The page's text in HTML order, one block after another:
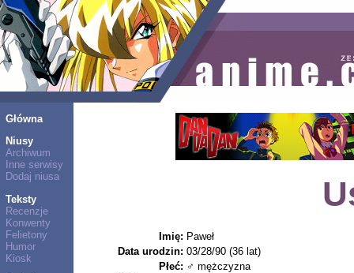
Główna
Niusy
Archiwum
Inne serwisy
Dodaj niusa
Teksty
Recenzje
Konwenty
Felietony
Humor
Kiosk
Imię: Paweł
Data urodzin: 03/28/90 (36 lat)
Płeć: ♂ mężczyzna